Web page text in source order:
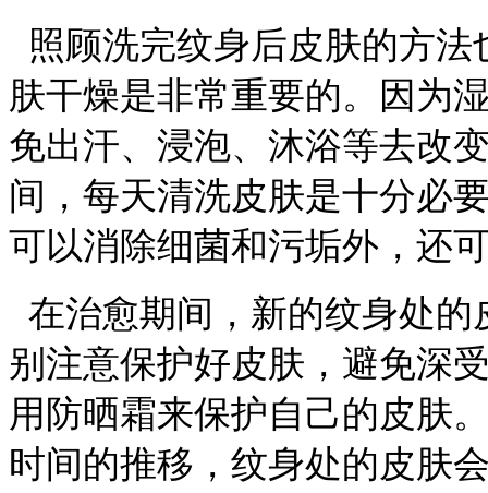
照顾洗完纹身后皮肤的方法
肤干燥是非常重要的。因为
免出汗、浸泡、沐浴等去改
间，每天清洗皮肤是十分必
可以消除细菌和污垢外，还
在治愈期间，新的纹身处
别注意保护好皮肤，避免深
用防晒霜来保护自己的皮肤
时间的推移，纹身处的皮肤